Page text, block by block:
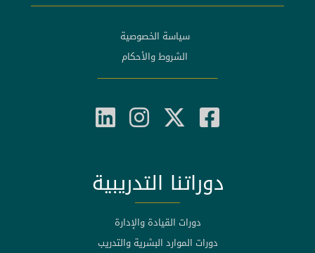
سياسة الخصوصية
الشروط والأحكام
دوراتنا التدريبية
دورات القيادة والإدارة
دورات الموارد البشرية والتدريب